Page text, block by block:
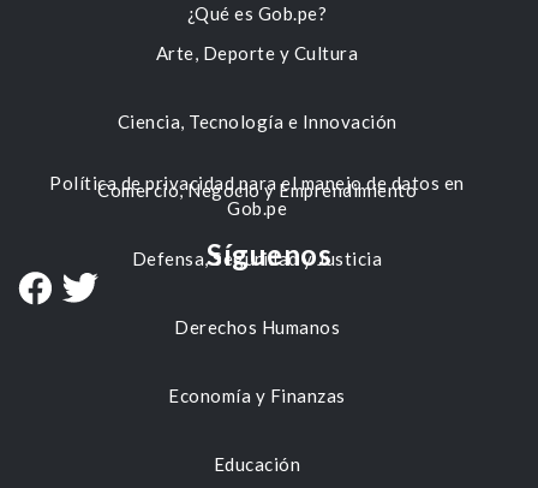
Arte, Deporte y Cultura
Ciencia, Tecnología e Innovación
Comercio, Negocio y Emprendimiento
Defensa, Seguridad y Justicia
Derechos Humanos
Economía y Finanzas
Educación
¿Qué es Gob.pe?
Política de privacidad para el manejo de datos en
Gob.pe
Síguenos